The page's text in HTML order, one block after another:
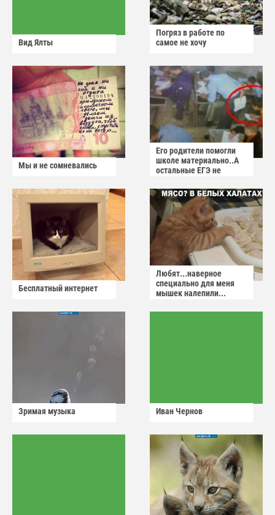
Вид Ялты
Погряз в работе по
самое не хочу
Мы и не сомневались
Его родители помогли
школе материально..А
остальные ЕГЭ не
Бесплатный интернет
Любят...наверное
специально для меня
мышек налепили...
Зримая музыка Иван Чернов